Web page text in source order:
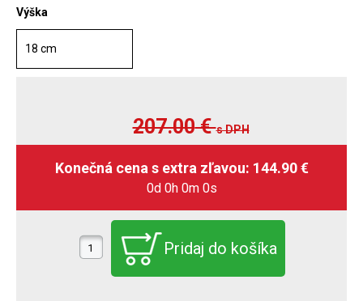
Výška
18 cm
207.00€s DPH
0d 0h 0m 0s